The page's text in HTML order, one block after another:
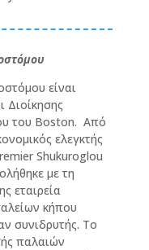
είναι
Διοίκησης
του Boston. Από
ελεγκτής
Shukuroglou
με τη
εταιρεία
κήπου
συνιδρυτής. Το
παλαιών